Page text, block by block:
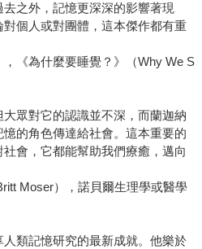
之外，記憶更深深的影響著現
個人或對團體，這本傑作都有重
《為什麼要睡覺？》（Why We S
眾對它的認識並不深，而蘭迦納
的角色傳達給社會。這本重要的
會，它都能幫助我們療癒，邁向
Moser），諾貝爾生理學或醫學
類記憶研究的最新成就。他樂於